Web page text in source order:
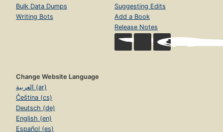
Bulk Data Dumps
Writing Bots
Suggesting Edits
Add a Book
Release Notes
Change Website Language
العربية (ar)
Čeština (cs)
Deutsch (de)
English (en)
Español (es)